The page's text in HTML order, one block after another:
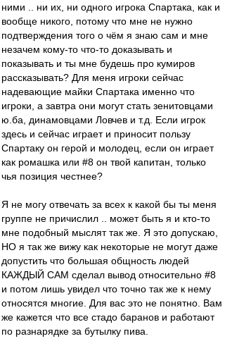
ними .. ни их, ни одного игрока Спартака, как и
вообще никого, потому что мне не нужно
подтверждения того о чём я знаю сам и мне
незачем кому-то что-то доказывать и
показывать и ты мне будешь про кумиров
рассказывать? Для меня игроки сейчас
надевающие майки Спартака именно что
игроки, а завтра они могут стать зенитовцами
ю.ба, динамовцами Ловчев и т.д. Если игрок
здесь и сейчас играет и приносит пользу
Спартаку он герой и молодец, если он играет
как ромашка или #8 он твой капитан, только
чья позиция честнее?
Я не могу отвечать за всех к какой бы ты меня
группе не причислил .. может быть я и кто-то
мне подобный мыслят так же. Я это допускаю,
НО я так же вижу как некоторые не могут даже
допустить что большая общность людей
КАЖДЫЙ САМ сделал вывод относительно #8
и потом лишь увидел что точно так же к нему
относятся многие. Для вас это не понятно. Вам
же кажется что все стадо баранов и работают
по разнарядке за бутылку пива.